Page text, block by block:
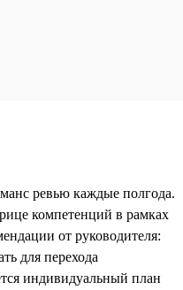
ревью каждые полгода.
компетенций в рамках
от руководителя:
для перехода
индивидуальный план